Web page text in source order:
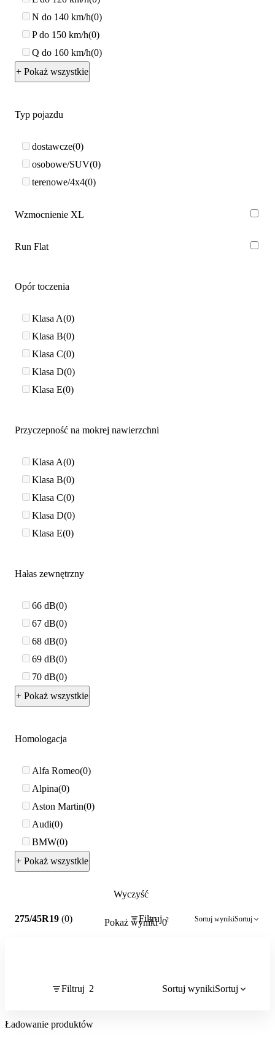
N do 140 km/h 0
P do 150 km/h 0
Q do 160 km/h 0
+ Pokaż wszystkie
Typ pojazdu
dostawcze 0
osobowe/SUV 0
terenowe/4x4 0
Wzmocnienie XL
Run Flat
Opór toczenia
Klasa A 0
Klasa B 0
Klasa C 0
Klasa D 0
Klasa E 0
Przyczepność na mokrej nawierzchni
Klasa A 0
Klasa B 0
Klasa C 0
Klasa D 0
Klasa E 0
Hałas zewnętrzny
66 dB 0
67 dB 0
68 dB 0
69 dB 0
70 dB 0
+ Pokaż wszystkie
Homologacja
Alfa Romeo 0
Alpina 0
Aston Martin 0
Audi 0
BMW 0
+ Pokaż wszystkie
Wyczyść
Pokaż wyniki 0
275/45R19 (0) Filtruj 2 Sortuj wynikiSortuj
Filtruj 2 Sortuj wynikiSortuj
Ładowanie produktów